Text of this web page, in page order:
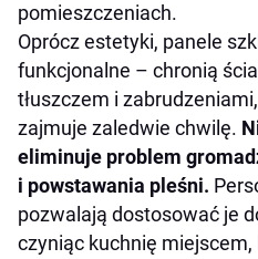
pomieszczeniach.
Oprócz estetyki, panele
funkcjonalne – chronią
tłuszczem i
zajmuje zaledwie chwilę.
eliminuje problem
i powstawania pleśni.
pozwalają dostosować je
czyniąc kuchnię